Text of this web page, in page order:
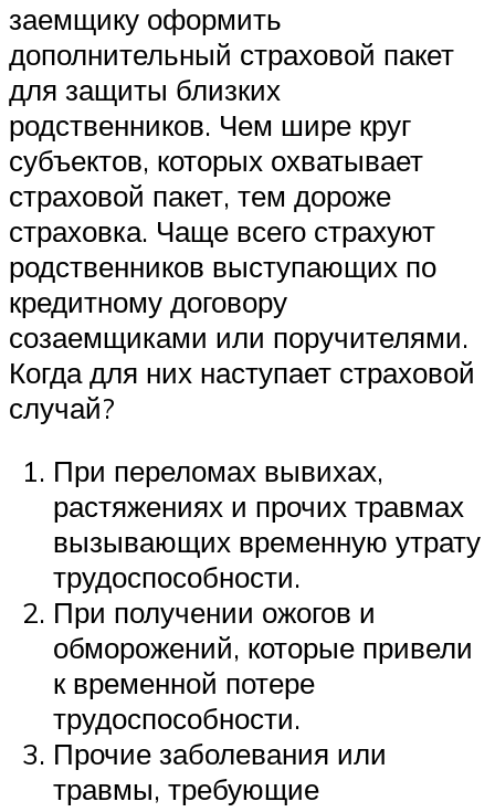
заемщику оформить
дополнительный страховой пакет
для защиты близких
родственников. Чем шире круг
субъектов, которых охватывает
страховой пакет, тем дороже
страховка. Чаще всего страхуют
родственников выступающих по
кредитному договору
созаемщиками или поручителями.
Когда для них наступает страховой
случай?
При переломах вывихах,
растяжениях и прочих травмах
вызывающих временную утрату
трудоспособности.
При получении ожогов и
обморожений, которые привели
к временной потере
трудоспособности.
Прочие заболевания или
травмы, требующие